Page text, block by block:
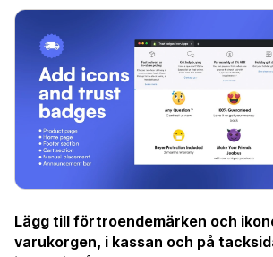
Lägg till förtroendemärken och
varukorgen, i kassan och på